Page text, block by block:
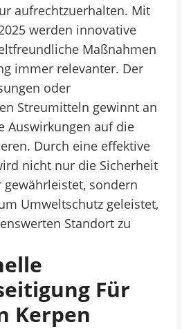
aufrechtzuerhalten. Mit
werden innovative
Maßnahmen
immer relevanter. Der
oder
Streumitteln gewinnt an
Auswirkungen auf die
Durch eine effektive
nicht nur die Sicherheit
sondern
Umweltschutz geleistet,
Standort zu
Für
Kerpen